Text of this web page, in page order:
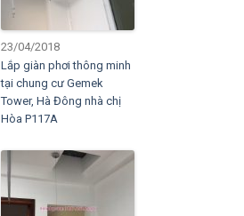
23/04/2018
Lắp giàn phơi thông minh
tại chung cư Gemek
Tower, Hà Đông nhà chị
Hòa P117A